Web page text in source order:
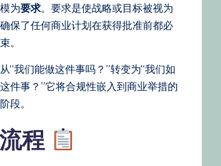
为要求。要求是使战略或目标被视为
保了任何商业计划在获得批准前都必
。
“我们能做这件事吗？”转变为“我们如
件事？”它将合规性嵌入到商业举措的
段。
程